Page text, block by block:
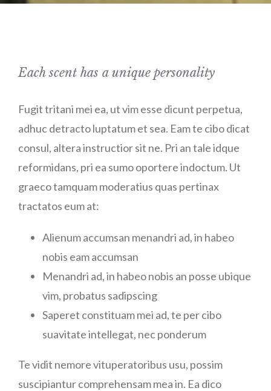
Each scent has a unique personality
Fugit tritani mei ea, ut vim esse dicunt perpetua,
adhuc detracto luptatum et sea. Eam te cibo dicat
consul, altera instructior sit ne. Pri an tale idque
reformidans, pri ea sumo oportere indoctum. Ut
graeco tamquam moderatius quas pertinax
tractatos eum at:
Alienum accumsan menandri ad, in habeo
nobis eam accumsan
Menandri ad, in habeo nobis an posse ubique
vim, probatus sadipscing
Saperet constituam mei ad, te per cibo
suavitate intellegat, nec ponderum
Te vidit nemore vituperatoribus usu, possim
suscipiantur comprehensam mea in. Ea dico